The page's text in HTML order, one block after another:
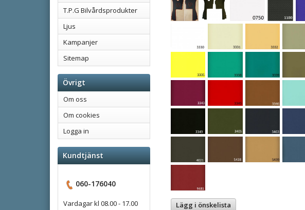
T.P.G Bilvårdsprodukter
Ljus
Kampanjer
Sitemap
Övrigt
Om oss
Om cookies
Logga in
Kundtjänst
060-176040
Vardagar kl 08.00 - 17.00
Lägg i önskelista